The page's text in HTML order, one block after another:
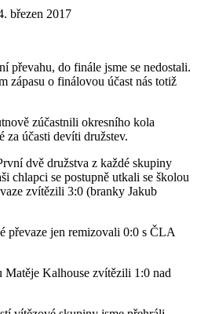
březen 2017
převahu, do finále jsme se nedostali.
zápasu o finálovou účast nás totiž
zúčastnili okresního kola
za účasti devíti družstev.
dvě družstva z každé skupiny
chlapci se postupně utkali se školou
zvítězili 3:0 (branky Jakub
převaze jen remizovali 0:0 s ČLA
Matěje Kalhouse zvítězili 1:0 nad